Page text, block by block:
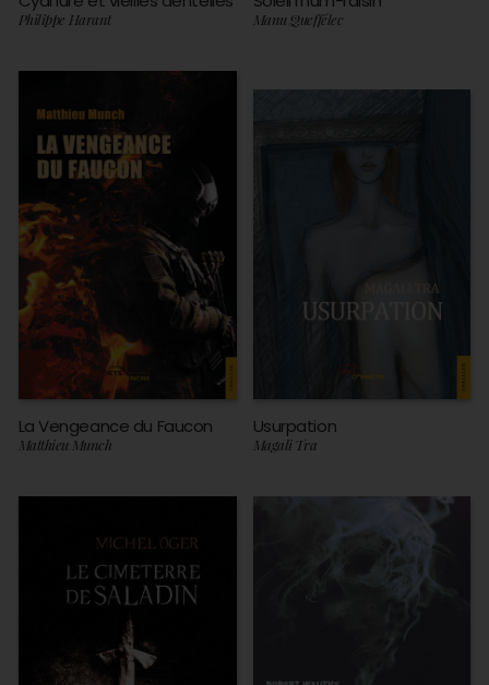
Philippe Harant Manu Queffélec
La Vengeance du Faucon
Matthieu Munch
Usurpation
Magali Tra